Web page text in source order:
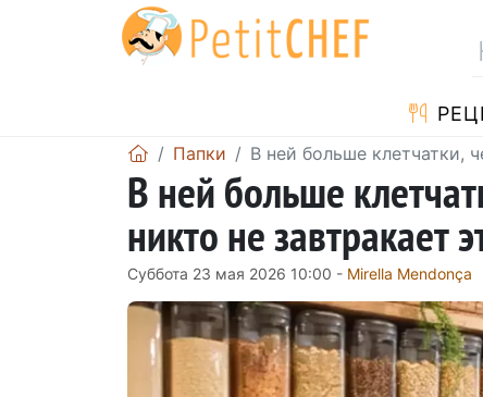
Папки В ней больше клетчатки,
В ней больше
никто не завтракает
Суббота 23 мая 2026 10:00 - Mirella Mendonça